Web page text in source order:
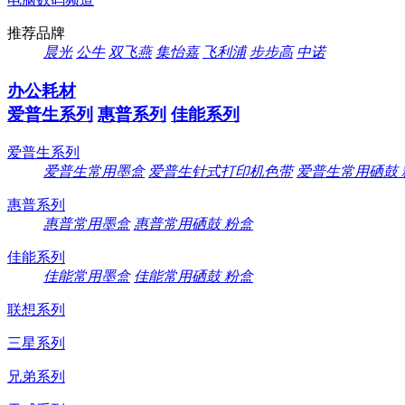
推荐品牌
晨光 公牛 双飞燕 集怡嘉 飞利浦 步步高 中诺
办公耗材
爱普生系列 惠普系列 佳能系列
爱普生系列
爱普生常用墨盒 爱普生针式打印机色带 爱普生常用硒鼓
惠普系列
惠普常用墨盒 惠普常用硒鼓 粉盒
佳能系列
佳能常用墨盒 佳能常用硒鼓 粉盒
联想系列
三星系列
兄弟系列